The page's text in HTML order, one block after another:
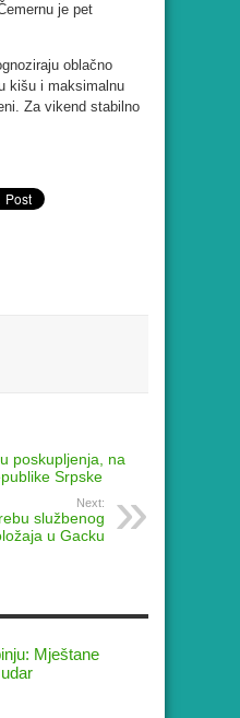
je pet
oblačno
kišu i maksimalnu
Za vikend stabilno
poskupljenja, na
Srpske
Next:
službenog
u Gacku
Mještane